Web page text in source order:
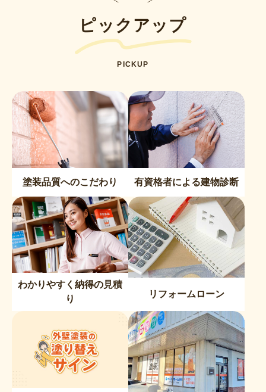
ピックアップ
PICKUP
塗装品質へのこだわり 有資格者による建物診断
わかりやすく納得の見積
り
リフォームローン